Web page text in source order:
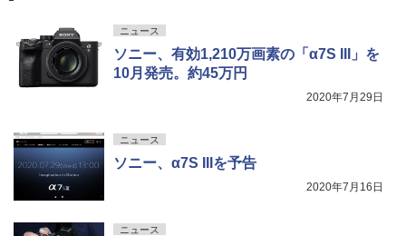
ニュース
ソニー、有効1,210万画素の「α7S III」を
10月発売。約45万円
2020年7月29日
ニュース
ソニー、α7S IIIを予告
2020年7月16日
ニュース